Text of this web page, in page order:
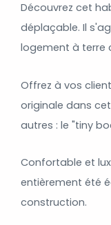
Découvrez cet
déplaçable. Il
logement à terre
Offrez à vos
originale dans
autres : le "tiny
Confortable et
entièrement été
construction.